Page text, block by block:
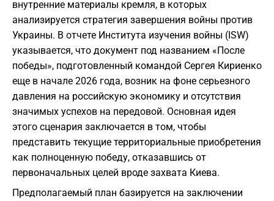
внутренние материалы кремля, в которых
анализируется стратегия завершения войны против
Украины. В отчете Института изучения войны (ISW)
указывается, что документ под названием «После
победы», подготовленный командой Сергея Кириенко
еще в начале 2026 года, возник на фоне серьезного
давления на российскую экономику и отсутствия
значимых успехов на передовой. Основная идея
этого сценария заключается в том, чтобы
представить текущие территориальные приобретения
как полноценную победу, отказавшись от
первоначальных целей вроде захвата Киева.
Предполагаемый план базируется на заключении